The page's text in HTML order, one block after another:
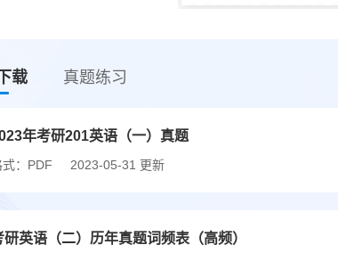
载 真题练习
年考研201英语（一）真题
式：PDF 2023-05-31 更新
研英语（二）历年真题词频表（高频）